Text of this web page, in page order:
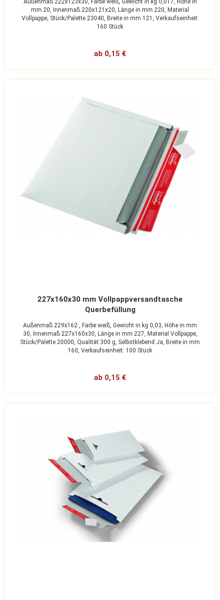
Außenmaß 222x123x30, Farbe weiß, Gewicht in kg 0,017, Höhe in
mm 20, Innenmaß 220x121x20, Länge in mm 220, Material
Vollpappe, Stück/Palette 23040, Breite in mm 121, Verkaufseinheit:
160 Stück
ab 0,15 €
227x160x30 mm Vollpappversandtasche
Querbefüllung
Außenmaß 229x162 , Farbe weiß, Gewicht in kg 0,03, Höhe in mm
30, Innenmaß 227x160x30, Länge in mm 227, Material Vollpappe,
Stück/Palette 20000, Qualität 300 g, Selbstklebend Ja, Breite in mm
160, Verkaufseinheit: 100 Stück
ab 0,15 €